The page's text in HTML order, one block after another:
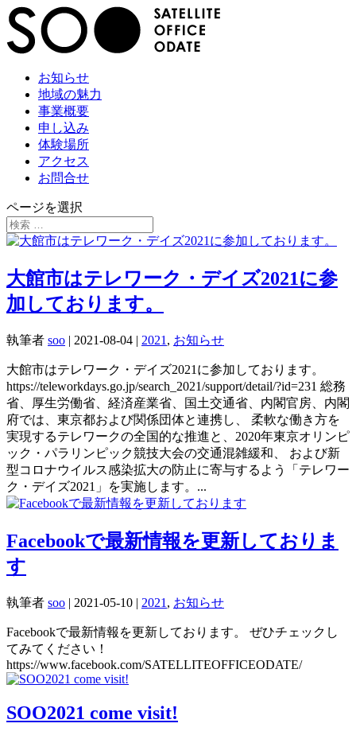
お知らせ
地域の魅力
事業概要
申し込み
体験場所
アクセス
お問合せ
ページを選択
大館市はテレワーク・デイズ2021に参
加しております。
執筆者 soo | 2021-08-04 | 2021 , お知らせ
大館市はテレワーク・デイズ2021に参加しております。
https://teleworkdays.go.jp/search_2021/support/detail/?id=231 総務
省、厚生労働省、経済産業省、国土交通省、内閣官房、内閣
府では、東京都および関係団体と連携し、 柔軟な働き方を
実現するテレワークの全国的な推進と、2020年東京オリンピ
ック・パラリンピック競技大会の交通混雑緩和、 および新
型コロナウイルス感染拡大の防止に寄与するよう「テレワー
ク・デイズ2021」を実施します。...
Facebookで最新情報を更新しておりま
す
執筆者 soo | 2021-05-10 | 2021 , お知らせ
Facebookで最新情報を更新しております。 ぜひチェックし
てみてください！
https://www.facebook.com/SATELLITEOFFICEODATE/
SOO2021 come visit!